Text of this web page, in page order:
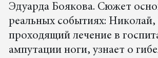
Эдуарда Боякова. Сюжет
реальных событиях:
проходящий лечение в
ампутации ноги, узнает о